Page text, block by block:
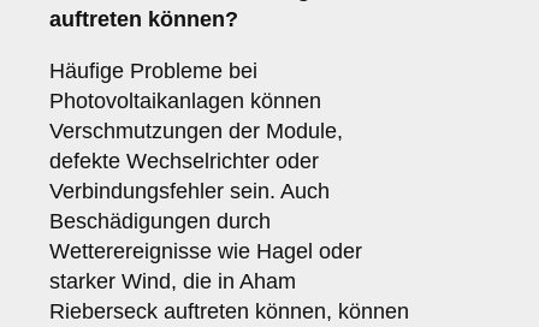
auftreten können?
Häufige Probleme bei
Photovoltaikanlagen können
Verschmutzungen der Module,
defekte Wechselrichter oder
Verbindungsfehler sein. Auch
Beschädigungen durch
Wetterereignisse wie Hagel oder
starker Wind, die in Aham
Rieberseck auftreten können, können